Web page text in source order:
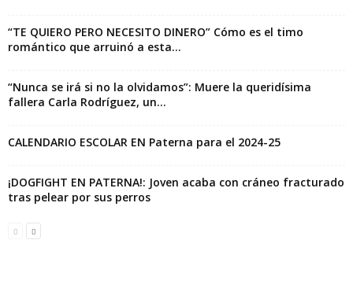
“TE QUIERO PERO NECESITO DINERO” Cómo es el timo
romántico que arruinó a esta...
“Nunca se irá si no la olvidamos”: Muere la queridísima
fallera Carla Rodríguez, un...
CALENDARIO ESCOLAR EN Paterna para el 2024-25
¡DOGFIGHT EN PATERNA!: Joven acaba con cráneo fracturado
tras pelear por sus perros